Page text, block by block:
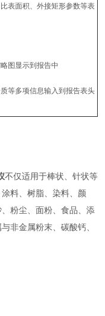
表面积、外接矩形参数等表
图显示到报告中
等多项信息输入到报告表头
不仅适用于棒状、针状等
料、树脂、染料、颜
粉尘、面粉、食品、添
非金属粉末、碳酸钙、